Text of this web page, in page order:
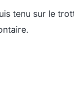
tenu sur le